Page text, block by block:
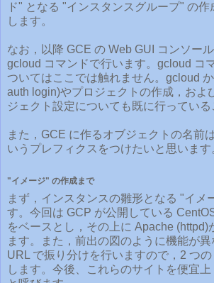
ド" となる "インスタンスグループ" の作
します。
なお，以降 GCE の Web GUI コンソー
gcloud コマンドで行います。gcloud コ
ついてはここでは触れません。gcloud
auth login)やプロジェクトの作成，およ
ジェクト設定についても既に行っている
また，GCE に作るオブジェクトの名前
いうプレフィクスをつけたいと思います
"イメージ" の作成まで
まず，インスタンスの雛形となる "イメ
す。今回は GCP が公開している
をベースとし，その上に Apache (httpd)
ます。また，前出の図のように機能が
URL で振り分けを行いますので，2 つ
します。今後、これらのサイトを便宜上